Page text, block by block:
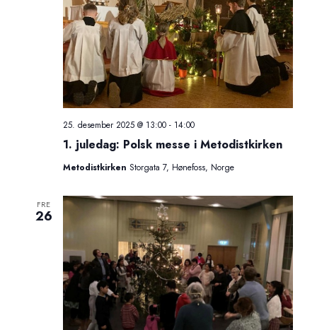
s
N
a
v
i
a
t
i
o
n
n
1. juledag: Polsk messe i Metodistkirken
25. desember 2025 @ 13:00- 14:00
Metodistkirken Storgata 7, Hønefoss, Norge
FRE
26